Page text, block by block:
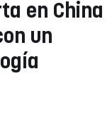
en China
un